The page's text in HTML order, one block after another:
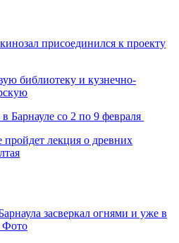
присоединился к проекту
библиотеку и кузнечно-
Барнауле со 2 по 9 февраля
пройдет лекция о древних
засверкал огнями и уже в
Фото